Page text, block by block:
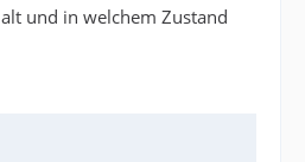
und in welchem Zustand